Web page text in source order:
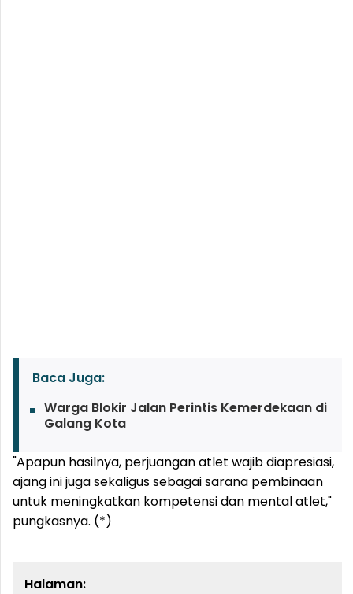
Baca Juga:
Warga Blokir Jalan Perintis Kemerdekaan di
Galang Kota
"Apapun hasilnya, perjuangan atlet wajib diapresiasi,
ajang ini juga sekaligus sebagai sarana pembinaan
untuk meningkatkan kompetensi dan mental atlet,"
pungkasnya. (*)
Halaman: